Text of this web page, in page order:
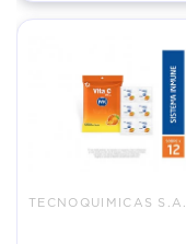
TECNOQUIMICAS S.A.